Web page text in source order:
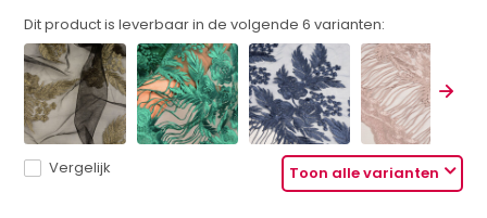
Dit product is leverbaar in de volgende6 varianten:
Toon alle varianten
Vergelijk